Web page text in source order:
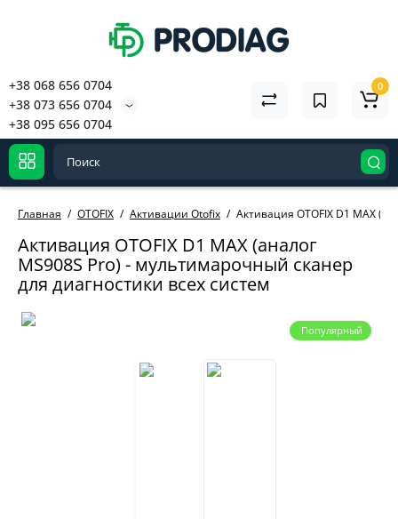
+38 068 656 0704
+38 073 656 0704
+38 095 656 0704
0
Главная OTOFIX Активации Otofix Активация OTOFIX D1 MAX
Активация OTOFIX D1 MAX (аналог
MS908S Pro) - мультимарочный сканер
для диагностики всех систем
Популярный